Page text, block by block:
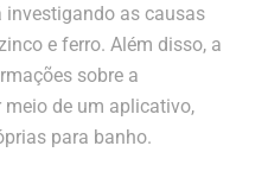
investigando as causas
e ferro. Além disso, a
sobre a
de um aplicativo,
para banho.